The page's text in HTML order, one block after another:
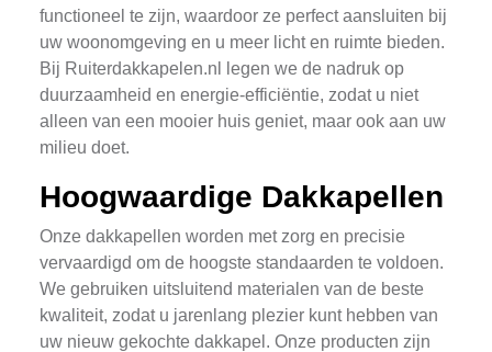
functioneel te zijn, waardoor ze perfect aansluiten bij
uw woonomgeving en u meer licht en ruimte bieden.
Bij Ruiterdakkapelen.nl legen we de nadruk op
duurzaamheid en energie-efficiëntie, zodat u niet
alleen van een mooier huis geniet, maar ook aan uw
milieu doet.
Hoogwaardige Dakkapellen
Onze dakkapellen worden met zorg en precisie
vervaardigd om de hoogste standaarden te voldoen.
We gebruiken uitsluitend materialen van de beste
kwaliteit, zodat u jarenlang plezier kunt hebben van
uw nieuw gekochte dakkapel. Onze producten zijn